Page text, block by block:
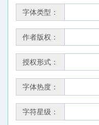
字体类型：
作者版权：
授权形式：
字体热度：
字符星级：